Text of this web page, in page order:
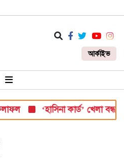
আর্কাইভ
‘হাসিনা কার্ড’ খেলা বন্ধ করতে